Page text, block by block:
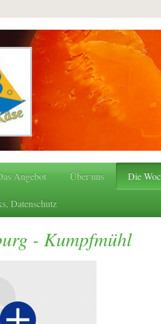
Angebot Über uns Die
Datenschutz
- Kumpfmühl